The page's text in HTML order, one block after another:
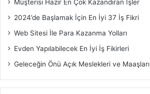
Müşterisi Hazır En Çok Kazandıran İşler
2024’de Başlamak İçin En İyi 37 İş Fikri
Web Sitesi İle Para Kazanma Yolları
Evden Yapılabilecek En İyi İş Fikirleri
Geleceğin Önü Açık Meslekleri ve Maaşları